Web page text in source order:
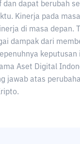
dapat berubah
Kinerja pada
di masa depan.
dampak dari
keputusan
Aset Digital
jawab atas